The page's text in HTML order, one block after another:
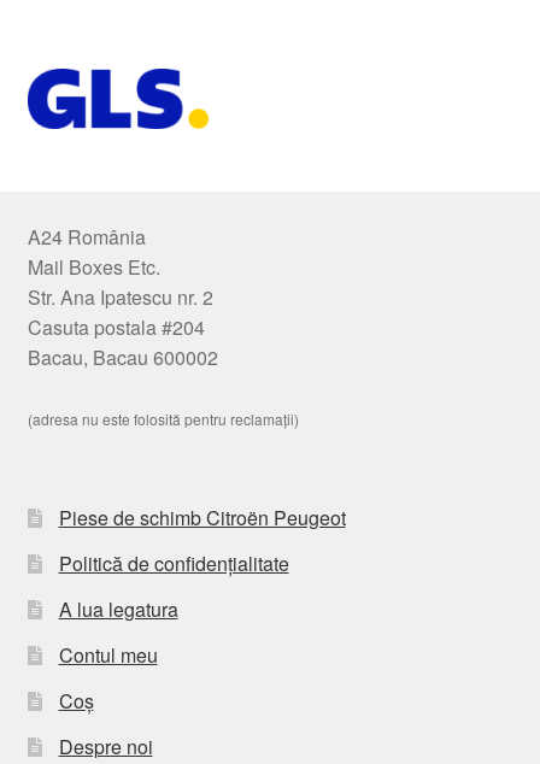
A24 România
Mail Boxes Etc.
Str. Ana Ipatescu nr. 2
Casuta postala #204
Bacau, Bacau 600002
(adresa nu este folosită pentru reclamații)
Piese de schimb Citroën Peugeot
Politică de confidențialitate
A lua legatura
Contul meu
Coș
Despre noi